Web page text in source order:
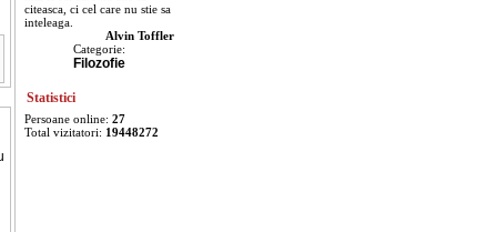
citeasca, ci cel care nu stie sa
inteleaga.
Alvin Toffler
Categorie:
Filozofie
Statistici
Persoane online: 27
Total vizitatori: 19448272